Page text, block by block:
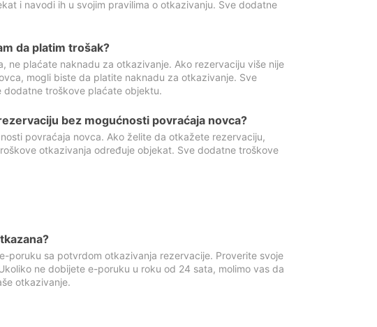
i navodi ih u svojim pravilima o otkazivanju. Sve dodatne
da platim trošak?
ne plaćate naknadu za otkazivanje. Ako rezervaciju više nije
mogli biste da platite naknadu za otkazivanje. Sve
troškove plaćate objektu.
bez mogućnosti povraćaja novca?
povraćaja novca. Ako želite da otkažete rezervaciju,
otkazivanja određuje objekat. Sve dodatne troškove
sa potvrdom otkazivanja rezervacije. Proverite svoje
ne dobijete e-poruku u roku od 24 sata, molimo vas da
otkazivanje.